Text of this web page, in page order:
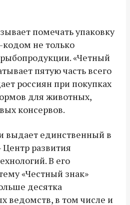
помечать упаковку
не только
«Четный
пятую часть всего
россиян при покупках
для животных,
консервов.
выдает единственный в
Центр развития
В его
«Честный знак»
десятка
ведомств, в том числе и